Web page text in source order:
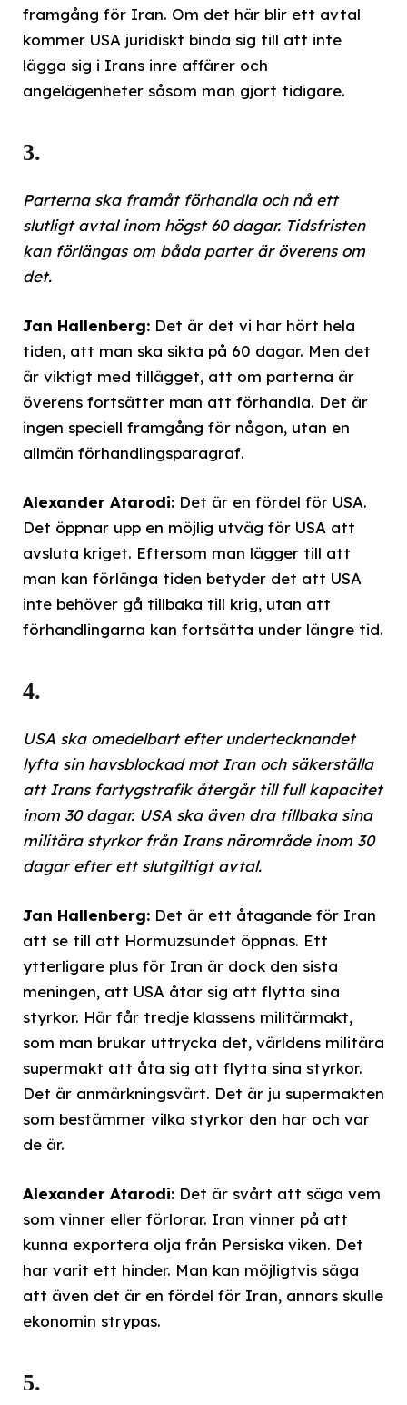
framgång för Iran. Om det här blir ett avtal
kommer USA juridiskt binda sig till att inte
lägga sig i Irans inre affärer och
angelägenheter såsom man gjort tidigare.
3.
Parterna ska framåt förhandla och nå ett
slutligt avtal inom högst 60 dagar. Tidsfristen
kan förlängas om båda parter är överens om
det.
Jan Hallenberg: Det är det vi har hört hela
tiden, att man ska sikta på 60 dagar. Men det
är viktigt med tillägget, att om parterna är
överens fortsätter man att förhandla. Det är
ingen speciell framgång för någon, utan en
allmän förhandlingsparagraf.
Alexander Atarodi: Det är en fördel för USA.
Det öppnar upp en möjlig utväg för USA att
avsluta kriget. Eftersom man lägger till att
man kan förlänga tiden betyder det att USA
inte behöver gå tillbaka till krig, utan att
förhandlingarna kan fortsätta under längre tid.
4.
USA ska omedelbart efter undertecknandet
lyfta sin havsblockad mot Iran och säkerställa
att Irans fartygstrafik återgår till full kapacitet
inom 30 dagar. USA ska även dra tillbaka sina
militära styrkor från Irans närområde inom 30
dagar efter ett slutgiltigt avtal.
Jan Hallenberg: Det är ett åtagande för Iran
att se till att Hormuzsundet öppnas. Ett
ytterligare plus för Iran är dock den sista
meningen, att USA åtar sig att flytta sina
styrkor. Här får tredje klassens militärmakt,
som man brukar uttrycka det, världens militära
supermakt att åta sig att flytta sina styrkor.
Det är anmärkningsvärt. Det är ju supermakten
som bestämmer vilka styrkor den har och var
de är.
Alexander Atarodi: Det är svårt att säga vem
som vinner eller förlorar. Iran vinner på att
kunna exportera olja från Persiska viken. Det
har varit ett hinder. Man kan möjligtvis säga
att även det är en fördel för Iran, annars skulle
ekonomin strypas.
5.